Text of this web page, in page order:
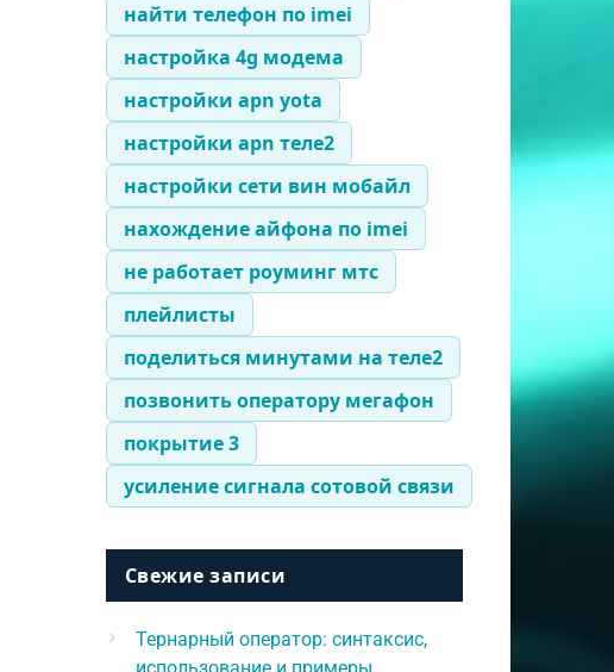
найти телефон по imei
настройка 4g модема
настройки apn yota
настройки apn теле2
настройки сети вин мобайл
нахождение айфона по imei
не работает роуминг мтс
плейлисты
поделиться минутами на теле2
позвонить оператору мегафон
покрытие 3
усиление сигнала сотовой связи
Свежие записи
Тернарный оператор: синтаксис,